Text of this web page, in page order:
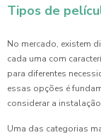
Tipos de
No mercado, existem
cada uma com
para diferentes
essas opções é
considerar a
Uma das categorias